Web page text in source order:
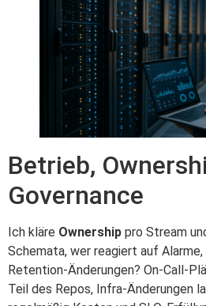
Betrieb,
Governance
Ich kläre Ownership pro Stream
Schemata, wer reagiert auf
Retention‑Änderungen?
Teil des Repos, Infra‑Änderungen